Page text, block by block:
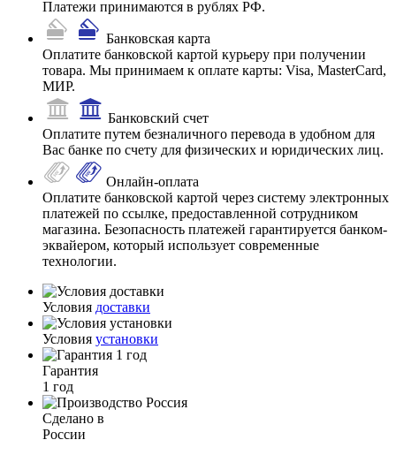
Платежи принимаются в рублях РФ.
Банковская карта
Оплатите банковской картой курьеру при получении
товара. Мы принимаем к оплате карты: Visa, MasterCard,
МИР.
Банковский счет
Оплатите путем безналичного перевода в удобном для
Вас банке по счету для физических и юридических лиц.
Онлайн-оплата
Оплатите банковской картой через систему электронных
платежей по ссылке, предоставленной сотрудником
магазина. Безопасность платежей гарантируется банком-
эквайером, который использует современные
технологии.
Условия доставки
Условия установки
Гарантия
1 год
Сделано в
России